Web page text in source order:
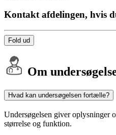
Kontakt afdelingen, hvis
Fold ud
Om
Hvad kan undersøgelsen fortælle?
Undersøgelsen giver oplysninger
størrelse og funktion.